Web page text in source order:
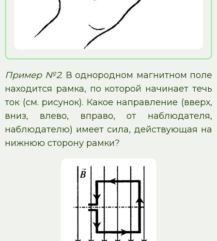
Пример №2. В однородном магнитном поле
находится рамка, по которой начинает течь
ток (см. рисунок). Какое направление (вверх,
вниз, влево, вправо, от наблюдателя,
наблюдателю) имеет сила, действующая на
нижнюю сторону рамки?